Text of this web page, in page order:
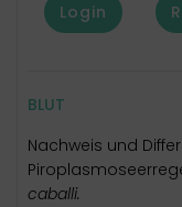
Login
BLUT
Nachweis und
caballi.